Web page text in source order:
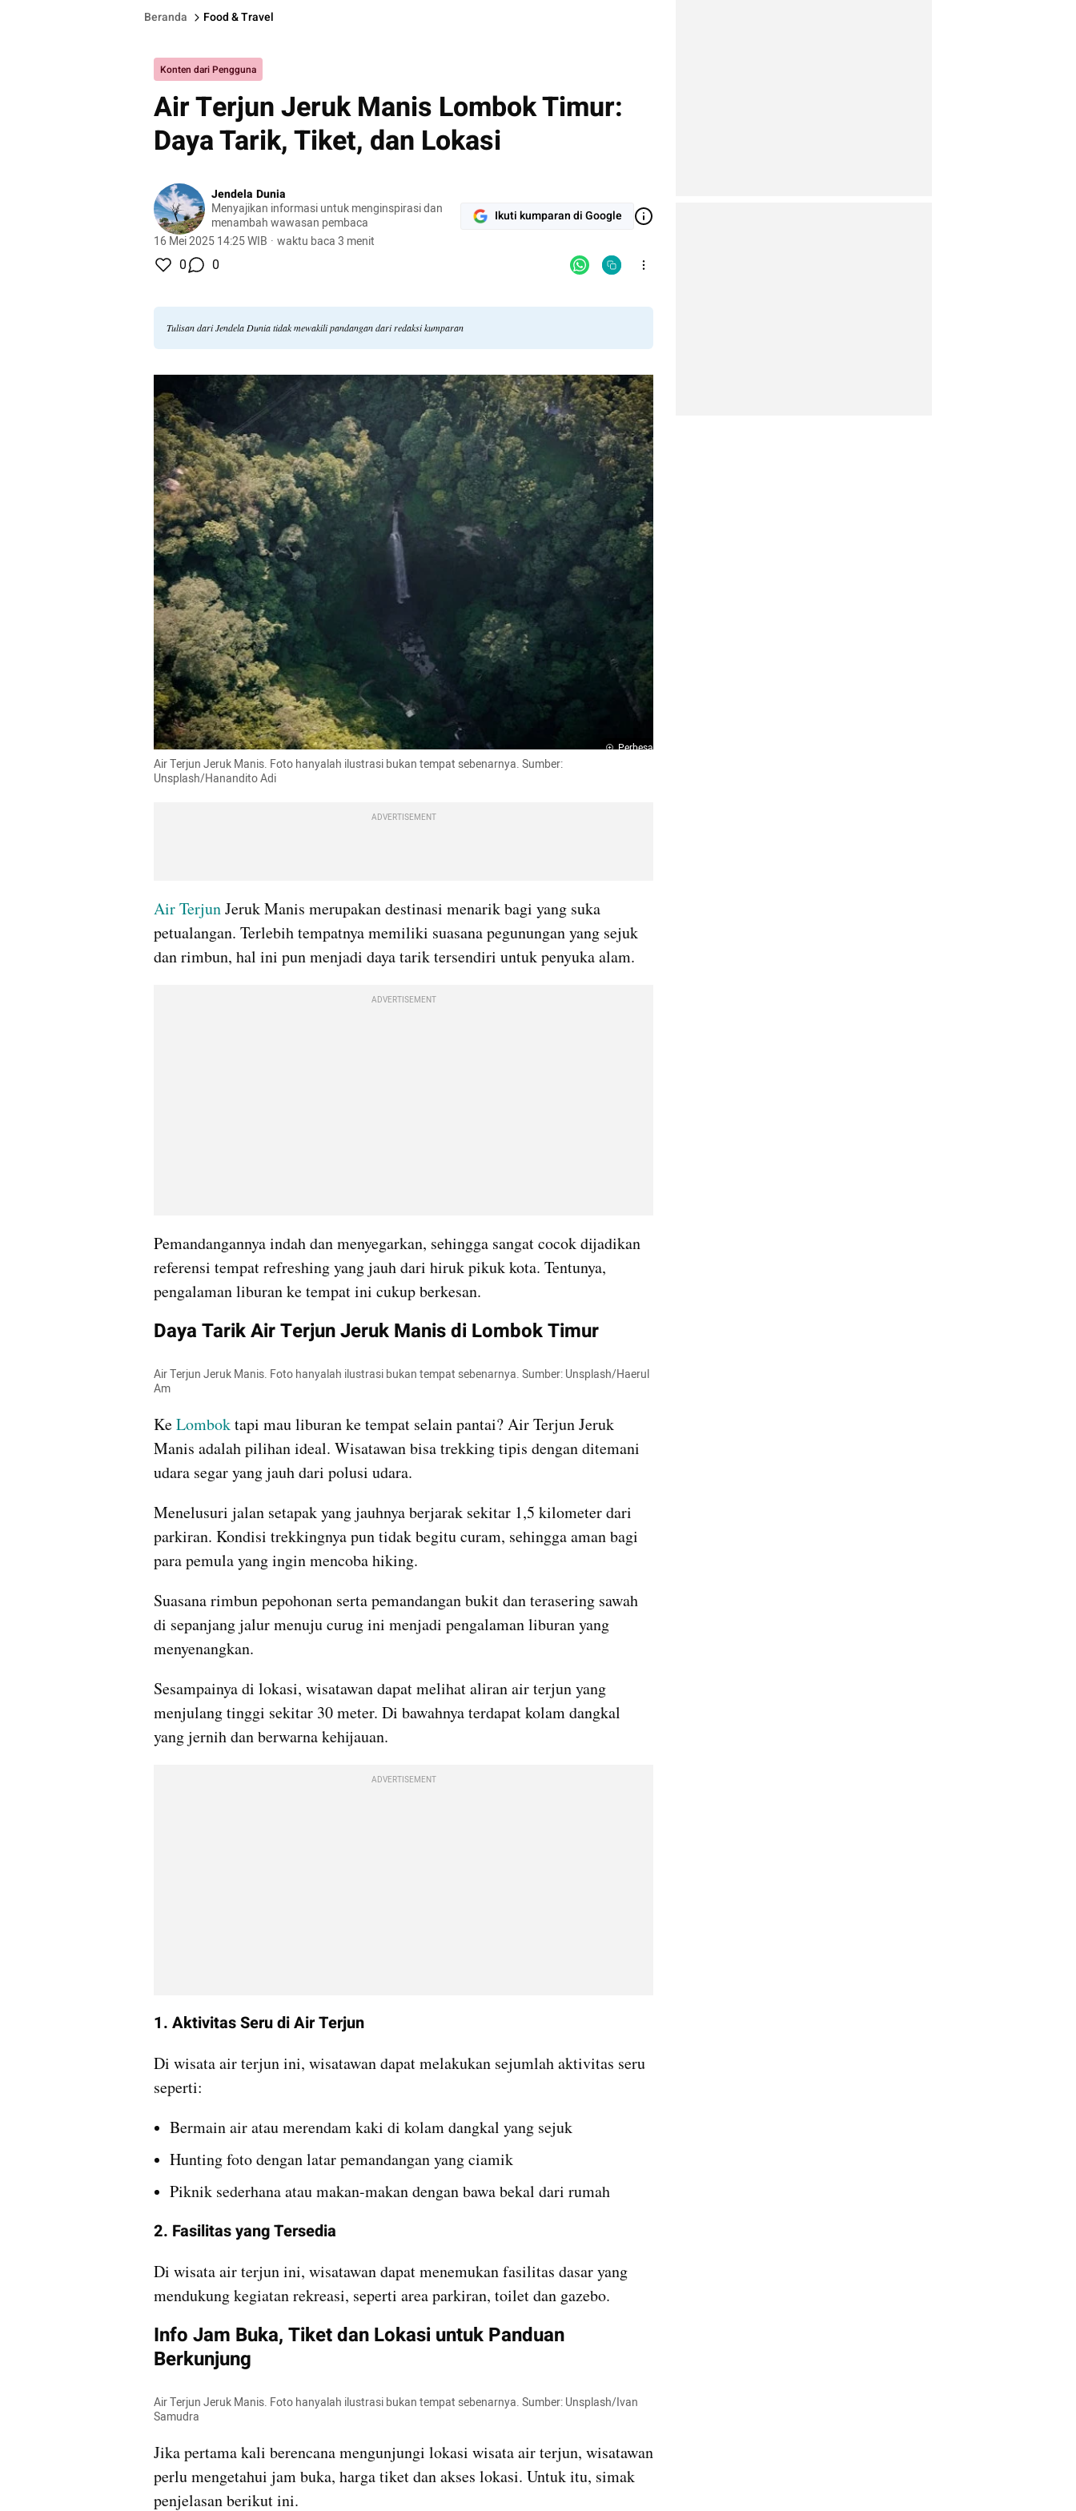
Beranda Food & Travel
Konten dari Pengguna
Air Terjun Jeruk Manis Lombok Timur:
Daya Tarik, Tiket, dan Lokasi
Jendela Dunia
Menyajikan informasi untuk menginspirasi dan
menambah wawasan pembaca
16 Mei 2025 14:25 WIB · waktu baca 3 menit
Ikuti kumparan di Google
0 0
Tulisan dari Jendela Dunia tidak mewakili pandangan dari redaksi kumparan
Perbesar
Air Terjun Jeruk Manis. Foto hanyalah ilustrasi bukan tempat sebenarnya. Sumber:
Unsplash/Hanandito Adi
ADVERTISEMENT
Air Terjun Jeruk Manis merupakan destinasi menarik bagi yang suka
petualangan. Terlebih tempatnya memiliki suasana pegunungan yang sejuk
dan rimbun, hal ini pun menjadi daya tarik tersendiri untuk penyuka alam.
ADVERTISEMENT
Pemandangannya indah dan menyegarkan, sehingga sangat cocok dijadikan
referensi tempat refreshing yang jauh dari hiruk pikuk kota. Tentunya,
pengalaman liburan ke tempat ini cukup berkesan.
Daya Tarik Air Terjun Jeruk Manis di Lombok Timur
Air Terjun Jeruk Manis. Foto hanyalah ilustrasi bukan tempat sebenarnya. Sumber: Unsplash/Haerul
Am
Ke Lombok tapi mau liburan ke tempat selain pantai? Air Terjun Jeruk
Manis adalah pilihan ideal. Wisatawan bisa trekking tipis dengan ditemani
udara segar yang jauh dari polusi udara.
Menelusuri jalan setapak yang jauhnya berjarak sekitar 1,5 kilometer dari
parkiran. Kondisi trekkingnya pun tidak begitu curam, sehingga aman bagi
para pemula yang ingin mencoba hiking.
Suasana rimbun pepohonan serta pemandangan bukit dan terasering sawah
di sepanjang jalur menuju curug ini menjadi pengalaman liburan yang
menyenangkan.
Sesampainya di lokasi, wisatawan dapat melihat aliran air terjun yang
menjulang tinggi sekitar 30 meter. Di bawahnya terdapat kolam dangkal
yang jernih dan berwarna kehijauan.
ADVERTISEMENT
1. Aktivitas Seru di Air Terjun
Di wisata air terjun ini, wisatawan dapat melakukan sejumlah aktivitas seru
seperti:
Bermain air atau merendam kaki di kolam dangkal yang sejuk
Hunting foto dengan latar pemandangan yang ciamik
Piknik sederhana atau makan-makan dengan bawa bekal dari rumah
2. Fasilitas yang Tersedia
Di wisata air terjun ini, wisatawan dapat menemukan fasilitas dasar yang
mendukung kegiatan rekreasi, seperti area parkiran, toilet dan gazebo.
Info Jam Buka, Tiket dan Lokasi untuk Panduan
Berkunjung
Air Terjun Jeruk Manis. Foto hanyalah ilustrasi bukan tempat sebenarnya. Sumber: Unsplash/Ivan
Samudra
Jika pertama kali berencana mengunjungi lokasi wisata air terjun, wisatawan
perlu mengetahui jam buka, harga tiket dan akses lokasi. Untuk itu, simak
penjelasan berikut ini.